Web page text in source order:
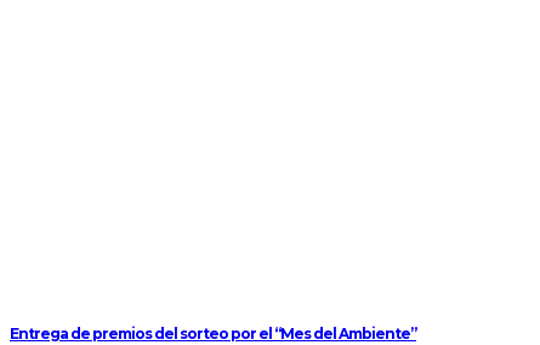
Entrega de premios del sorteo por el “Mes del Ambiente”